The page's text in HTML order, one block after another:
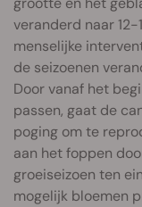
veranderd naar
menselijke
de seizoenen
Door vanaf het
passen, gaat de
poging om te
aan het foppen
groeiseizoen ten
mogelijk bloemen